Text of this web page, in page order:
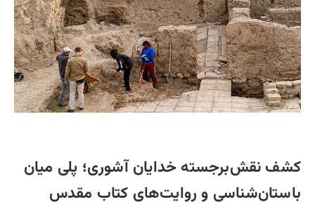
کشف نقش‌برجسته خدایان آشوری؛ پلی میان
باستان‌شناسی و روایت‌های کتاب مقدس